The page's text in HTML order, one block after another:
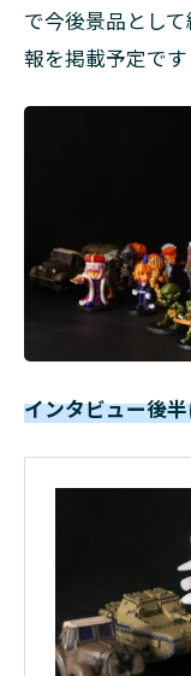
で今後景品とし
報を掲載予定です
インタビュー後